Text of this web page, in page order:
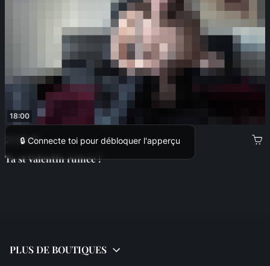
18:00
🔒 Connecte toi pour débloquer l'apperçu
21,00 €
Ta st Valentin ruinee !